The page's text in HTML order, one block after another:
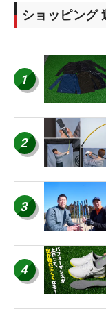
ショッピング
1
2
3
4